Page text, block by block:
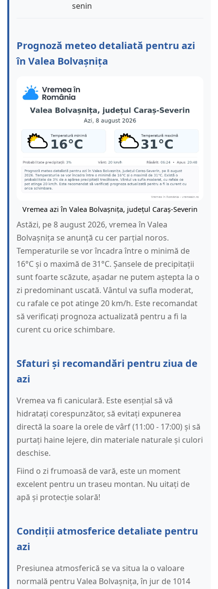
senin
Prognoză meteo detaliată pentru azi
în Valea Bolvașnița
Vremea azi în Valea Bolvașnița, județul Caraș-Severin
Astăzi, pe 8 august 2026, vremea în Valea
Bolvașnița se anunță cu cer parțial noros.
Temperaturile se vor încadra între o minimă de
16°C și o maximă de 31°C. Șansele de precipitații
sunt foarte scăzute, așadar ne putem aștepta la o
zi predominant uscată. Vântul va sufla moderat,
cu rafale ce pot atinge 20 km/h. Este recomandat
să verificați prognoza actualizată pentru a fi la
curent cu orice schimbare.
Sfaturi și recomandări pentru ziua de
azi
Vremea va fi caniculară. Este esențial să vă
hidratați corespunzător, să evitați expunerea
directă la soare la orele de vârf (11:00 - 17:00) și să
purtați haine lejere, din materiale naturale și culori
deschise.
Fiind o zi frumoasă de vară, este un moment
excelent pentru un traseu montan. Nu uitați de
apă și protecție solară!
Condiții atmosferice detaliate pentru
azi
Presiunea atmosferică se va situa la o valoare
normală pentru Valea Bolvașnița, în jur de 1014